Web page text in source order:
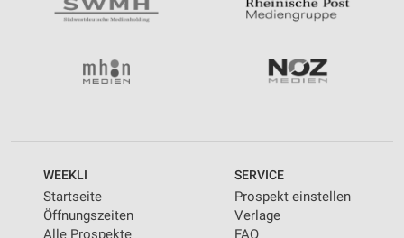
WEEKLI
Startseite
Öffnungszeiten
Alle Prospekte
SERVICE
Prospekt einstellen
Verlage
FAQ